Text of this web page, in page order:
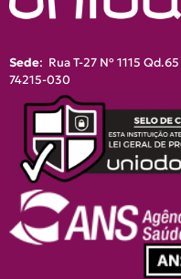
Sede: Rua T-27 Nº 1115
74215-030